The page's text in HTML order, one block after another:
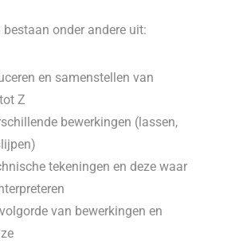
onder andere uit:
en samenstellen van
Z
bewerkingen (lassen,
tekeningen en deze waar
van bewerkingen en